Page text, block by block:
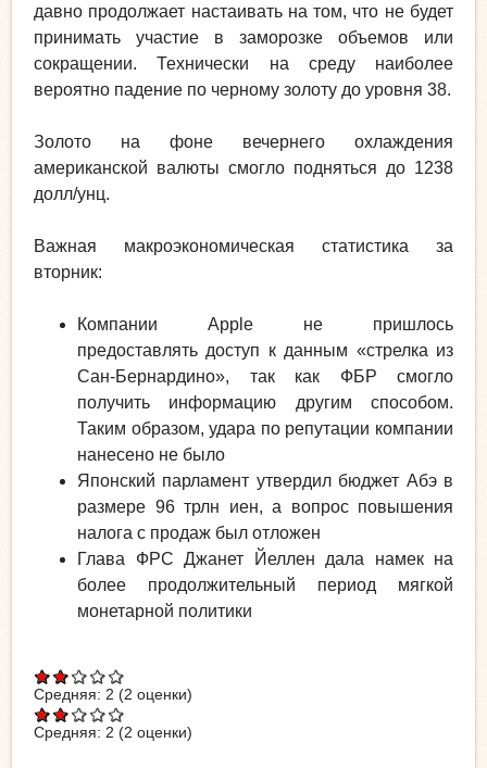
давно продолжает настаивать на том, что не будет
принимать участие в заморозке объемов или
сокращении. Технически на среду наиболее
вероятно падение по черному золоту до уровня 38.
Золото на фоне вечернего охлаждения
американской валюты смогло подняться до 1238
долл/унц.
Важная макроэкономическая статистика за
вторник:
Компании Apple не пришлось
предоставлять доступ к данным «стрелка из
Сан-Бернардино», так как ФБР смогло
получить информацию другим способом.
Таким образом, удара по репутации компании
нанесено не было
Японский парламент утвердил бюджет Абэ в
размере 96 трлн иен, а вопрос повышения
налога с продаж был отложен
Глава ФРС Джанет Йеллен дала намек на
более продолжительный период мягкой
монетарной политики
Средняя: 2 (2 оценки)
Средняя: 2 (2 оценки)